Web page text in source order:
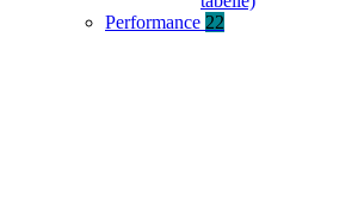
Performance 22